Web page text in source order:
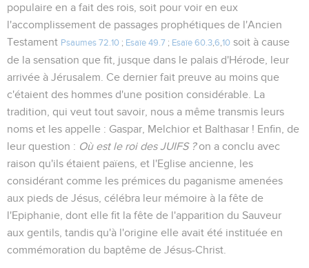
populaire en a fait des rois, soit pour voir en eux
l'accomplissement de passages prophétiques de l'Ancien
Testament Psaumes 72.10 ; Esaïe 49.7 ; Esaïe 60.3 6 10 soit à cause
de la sensation que fit, jusque dans le palais d'Hérode, leur
arrivée à Jérusalem. Ce dernier fait preuve au moins que
c'étaient des hommes d'une position considérable. La
tradition, qui veut tout savoir, nous a même transmis leurs
noms et les appelle : Gaspar, Melchior et Balthasar ! Enfin, de
leur question : Où est le roi des JUIFS ?on a conclu avec
raison qu'ils étaient païens, et l'Eglise ancienne, les
considérant comme les prémices du paganisme amenées
aux pieds de Jésus, célébra leur mémoire à la fête de
l'Epiphanie, dont elle fit la fête de l'apparition du Sauveur
aux gentils, tandis qu'à l'origine elle avait été instituée en
commémoration du baptême de Jésus-Christ.